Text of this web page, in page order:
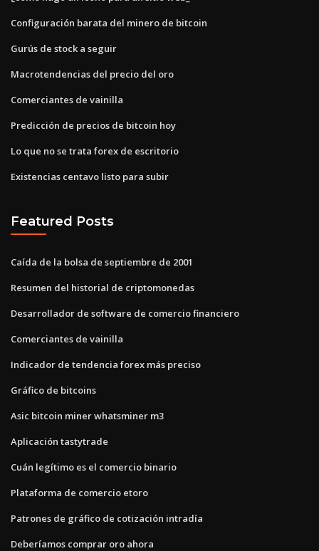
Configuración barata del minero de bitcoin
Gurús de stock a seguir
Macrotendencias del precio del oro
Comerciantes de vainilla
Predicción de precios de bitcoin hoy
Lo que no se trata forex de escritorio
Existencias centavo listo para subir
Featured Posts
Caída de la bolsa de septiembre de 2001
Resumen del historial de criptomonedas
Desarrollador de software de comercio financiero
Comerciantes de vainilla
Indicador de tendencia forex más preciso
Gráfico de bitcoins
Asic bitcoin miner whatsminer m3
Aplicación tastytrade
Cuán legítimo es el comercio binario
Plataforma de comercio etoro
Patrones de gráfico de cotización intradía
Deberíamos comprar oro ahora